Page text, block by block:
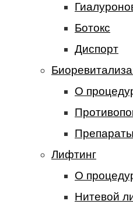
Ботокс
Диспорт
О
Препараты
Лифтинг
О
Нитевой